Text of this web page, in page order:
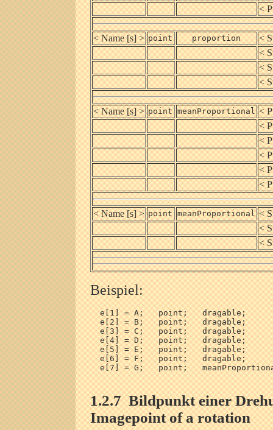
<
< Name [s] > point proportion
<
<
<
<
< Name [s] > point meanProportional <
<
<
<
<
<
< Name [s] > point meanProportional <
<
<
Beispiel:
e[1] = A;   point;   dragable;
e[2] = B;   point;   dragable;
e[3] = C;   point;   dragable;
e[4] = D;   point;   dragable;
e[5] = E;   point;   dragable;
e[6] = F;   point;   dragable;
e[7] = G;   point;
1.2.7Bildpunkt einer
Imagepoint of a rotation